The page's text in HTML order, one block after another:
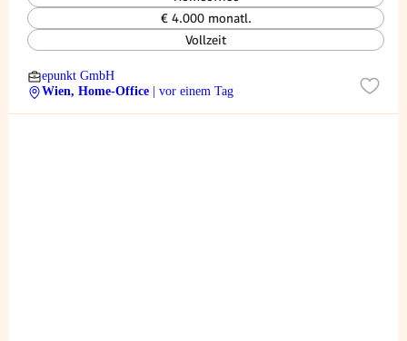
€ 4.000 monatl.
Vollzeit
epunkt GmbH
Wien, Home-Office
| vor einem Tag